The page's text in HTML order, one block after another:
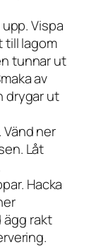
Vispa
till lagom
tunnar ut
av
drygar ut
ner
Låt
Hacka
ägg rakt